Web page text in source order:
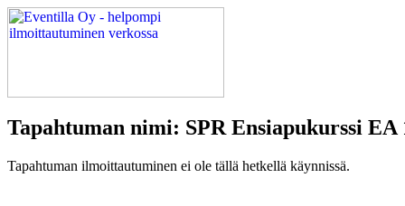
Tapahtuman nimi: SPR Ensiapukurssi EA
Tapahtuman ilmoittautuminen ei ole tällä hetkellä käynnissä.